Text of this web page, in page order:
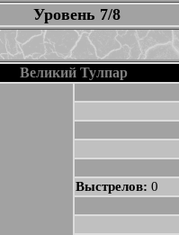
Уровень 7/8
Великий Тулпар
Выстрелов: 0